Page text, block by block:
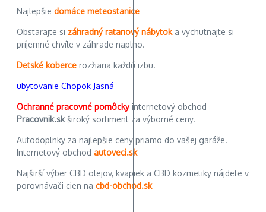
Najlepšie domáce meteostanice
Obstarajte si záhradný ratanový nábytoka vychutnajte si
príjemné chvíle v záhrade naplno.
Detské koberce rozžiaria každú izbu.
ubytovanie Chopok Jasná
Ochranné pracovné pomôckyinternetový obchod
Pracovnik.skširoký sortiment za výborné ceny.
Autodoplnky za najlepšie ceny priamo do vašej garáže.
Internetový obchod autoveci.sk
Najširší výber CBD olejov, kvapiek a CBD kozmetiky nájdete v
porovnávači cien na cbd-obchod.sk